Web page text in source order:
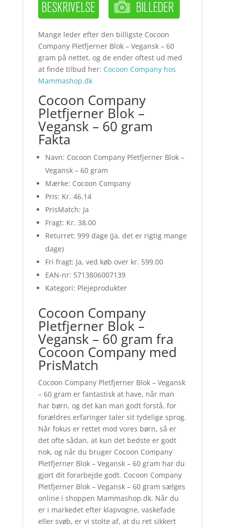
Mange leder efter den billigste Cocoon
Company Pletfjerner Blok – Vegansk – 60
gram på nettet, og de ender oftest ud med
at finde tilbud her: Cocoon Company hos
Mammashop.dk
Cocoon Company
Pletfjerner Blok –
Vegansk – 60 gram
Fakta
Navn: Cocoon Company Pletfjerner Blok –
Vegansk – 60 gram
Mærke: Cocoon Company
Pris: Kr. 46.14
PrisMatch: Ja
Fragt: Kr. 38.00
Returret: 999 dage (Ja, det er rigtig mange
dage)
Fri fragt: Ja, ved køb over kr. 599.00
EAN-nr: 5713806007139
Kategori: Plejeprodukter
Cocoon Company
Pletfjerner Blok –
Vegansk – 60 gram fra
Cocoon Company med
PrisMatch
Cocoon Company Pletfjerner Blok – Vegansk
– 60 gram er fantastisk at have, når man
har børn, og det kan man godt forstå, for
forældres erfaringer taler sit tydelige sprog.
Når fokus er rettet mod vores børn, så er
det ofte sådan, at kun det bedste er godt
nok, og når du bruger Cocoon Company
Pletfjerner Blok – Vegansk – 60 gram har du
gjort dit forarbejde godt. Cocoon Company
Pletfjerner Blok – Vegansk – 60 gram sælges
online i shoppen Mammashop.dk. Når du
er i markedet efter klapvogne, vaskefade
eller svøb, er vi stolte af, at du ret sikkert